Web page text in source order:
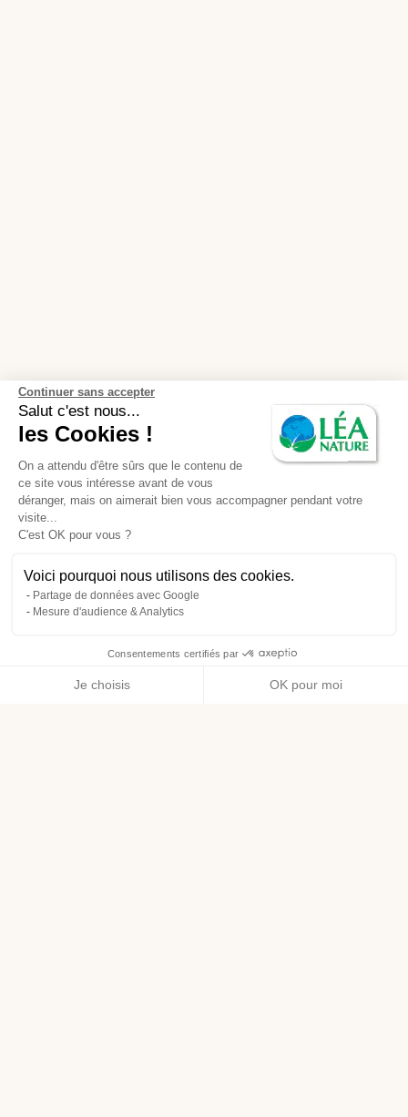
Continuer sans accepter
Salut c'est nous...
les Cookies !
On a attendu d'être sûrs que le contenu de
ce site vous intéresse avant de vous
déranger, mais on aimerait bien vous accompagner pendant votre
visite...
C'est OK pour vous ?
Voici pourquoi nous utilisons des cookies.
Partage de données avec Google
Mesure d'audience & Analytics
Consentements certifiés par
Je choisis OK pour moi